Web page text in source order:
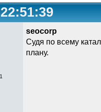
seocorp
Судя по всему
плану.